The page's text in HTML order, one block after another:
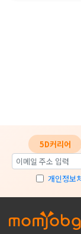
5D커리어
개인정보